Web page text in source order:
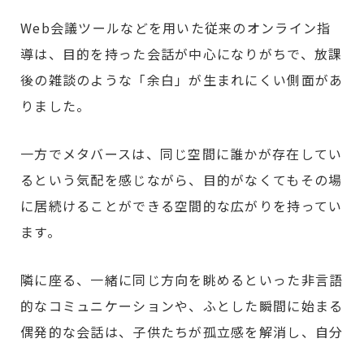
Web会議ツールなどを用いた従来のオンライン指
導は、目的を持った会話が中心になりがちで、放課
後の雑談のような「余白」が生まれにくい側面があ
りました。
一方でメタバースは、同じ空間に誰かが存在してい
るという気配を感じながら、目的がなくてもその場
に居続けることができる空間的な広がりを持ってい
ます。
隣に座る、一緒に同じ方向を眺めるといった非言語
的なコミュニケーションや、ふとした瞬間に始まる
偶発的な会話は、子供たちが孤立感を解消し、自分